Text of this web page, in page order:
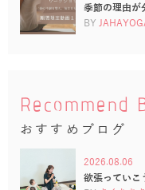
季節の理由
BY
Recommend
おすすめブログ
2026.08.06
欲張っていこ